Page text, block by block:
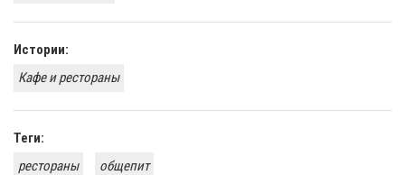
Истории:
Кафе и рестораны
Теги:
рестораны
общепит